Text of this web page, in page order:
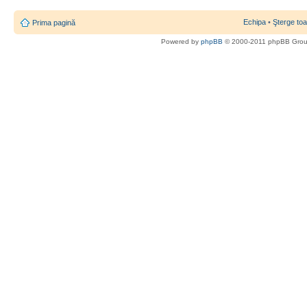
Prima pagină Echipa • Şterge
Powered by phpBB © 2000-2011 phpBB